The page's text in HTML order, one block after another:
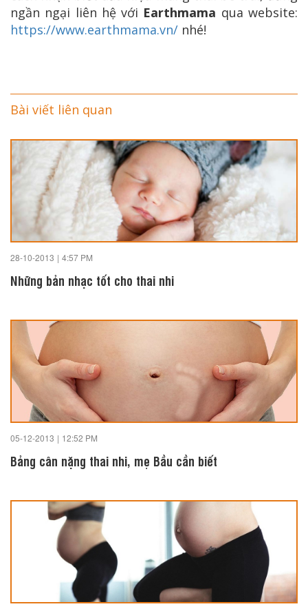
ngần ngại liên hệ với Earthmama qua website:
https://www.earthmama.vn/ nhé!
Bài viết liên quan
28-10-2013 | 4:57 PM
Những bản nhạc tốt cho thai nhi
05-12-2013 | 12:52 PM
Bảng cân nặng thai nhi, mẹ Bầu cần biết